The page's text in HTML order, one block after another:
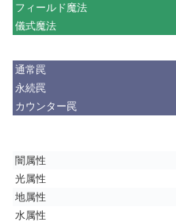
フィールド魔法
儀式魔法
通常罠
永続罠
カウンター罠
闇属性
光属性
地属性
水属性